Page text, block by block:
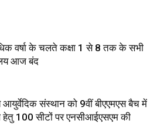
वर्षा के चलते कक्षा 1 से 8 तक के सभी
आज बंद
आयुर्वेदिक संस्थान को 9वीं बीएएमएस बैच में
हेतु 100 सीटों पर एनसीआईएसएम की